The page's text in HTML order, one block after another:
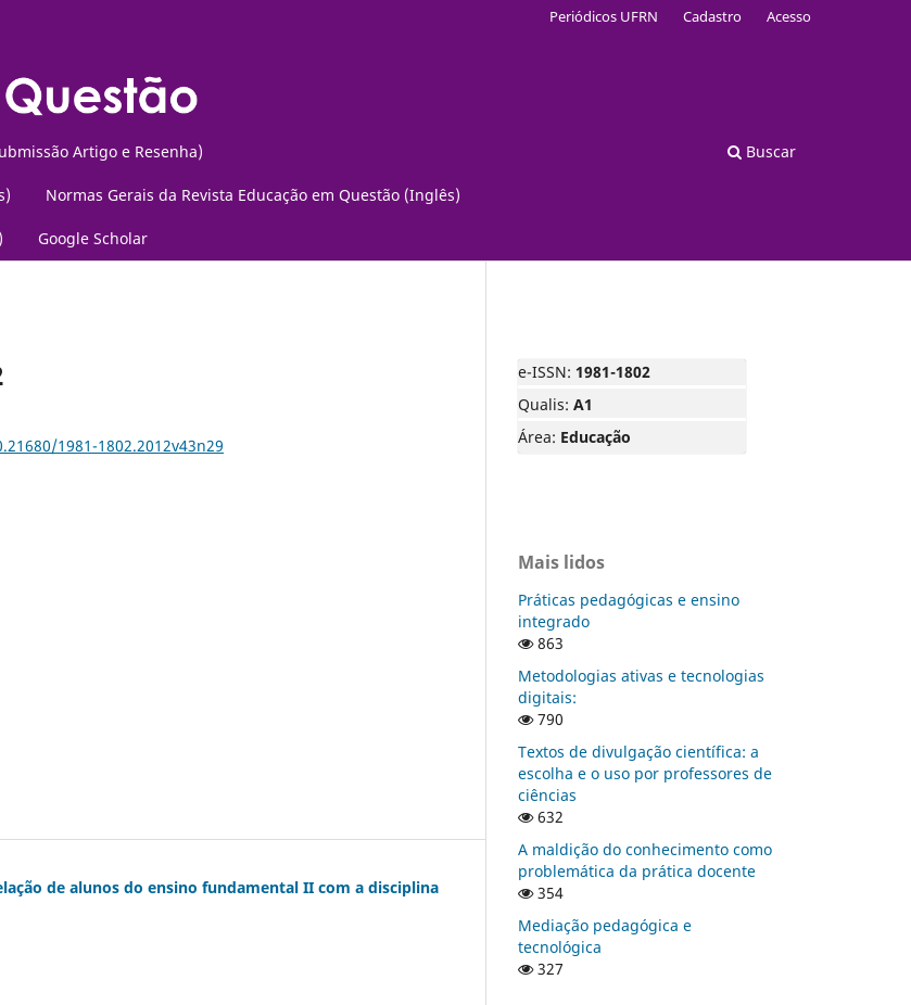
Artigo e Resenha)
Normas Gerais da Revista Educação em Questão (Inglês)
Google Scholar
Buscar
Periódicos UFRN Cadastro Acesso
1981-1802.2012v43n29
de alunos do ensino fundamental II com a disciplina
e-ISSN: 1981-1802
Qualis: A1
Área: Educação
Mais lidos
Práticas pedagógicas e ensino
integrado
863
Metodologias ativas e tecnologias
digitais:
790
Textos de divulgação científica: a
escolha e o uso por professores de
ciências
632
A maldição do conhecimento como
problemática da prática docente
354
Mediação pedagógica e
tecnológica
327